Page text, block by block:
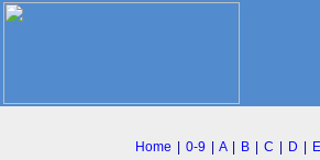
Home |0-9 |A| B |C D E